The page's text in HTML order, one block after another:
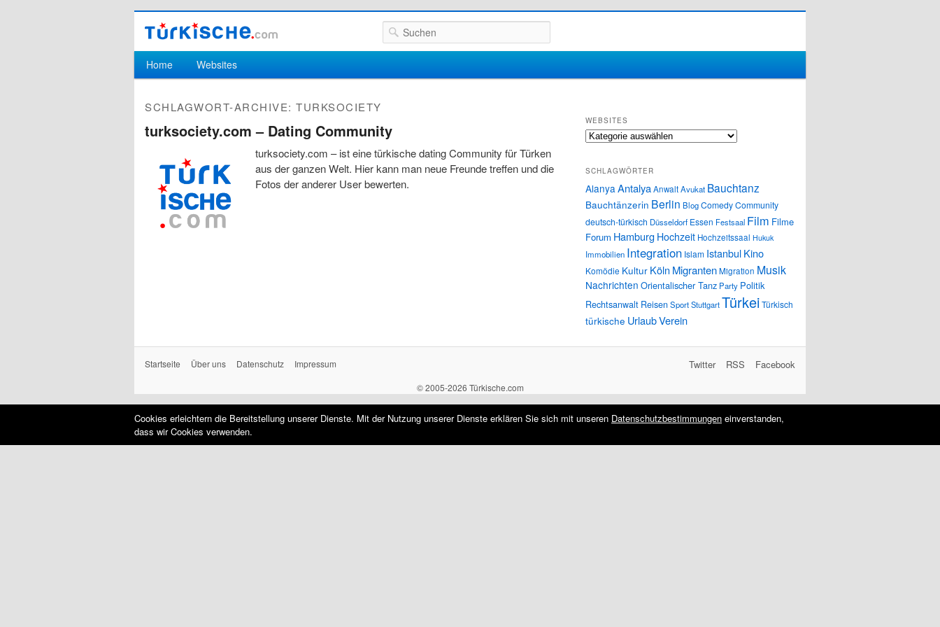
Suchen
Hauptmenü
Zum Inhalt wechseln
Zum sekundären Inhalt wechseln
Home Websites
SCHLAGWORT-ARCHIVE: TURKSOCIETY
turksociety.com – Dating Community
turksociety.com – ist eine türkische dating Community für Türken
aus der ganzen Welt. Hier kann man neue Freunde treffen und die
Fotos der anderer User bewerten.
WEBSITES
Websites
SCHLAGWÖRTER
Alanya AntalyaAnwaltAvukat Bauchtanz
Bauchtänzerin Berlin BlogComedyCommunity
deutsch-türkisch Düsseldorf Essen Festsaal Film Filme
Forum Hamburg Hochzeit Hochzeitssaal Hukuk
Immobilien Integration Islam IstanbulKino
Komödie Kultur Köln MigrantenMigration Musik
Nachrichten Orientalischer Tanz Party Politik
Rechtsanwalt ReisenSportStuttgartTürkeiTürkisch
türkische UrlaubVerein
Startseite Über uns Datenschutz Impressum Facebook
RSS
Twitter
© 2005-2026 Türkische.com
Cookies erleichtern die Bereitstellung unserer Dienste. Mit der Nutzung unserer Dienste erklären Sie sich mit unseren Datenschutzbestimmungen einverstanden,
dass wir Cookies verwenden.